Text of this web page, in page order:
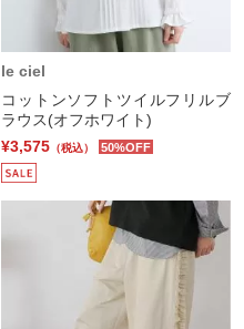
le ciel
コットンソフトツイルフリルブ
ラウス(オフホワイト)
¥3,575 （税込） 50%OFF